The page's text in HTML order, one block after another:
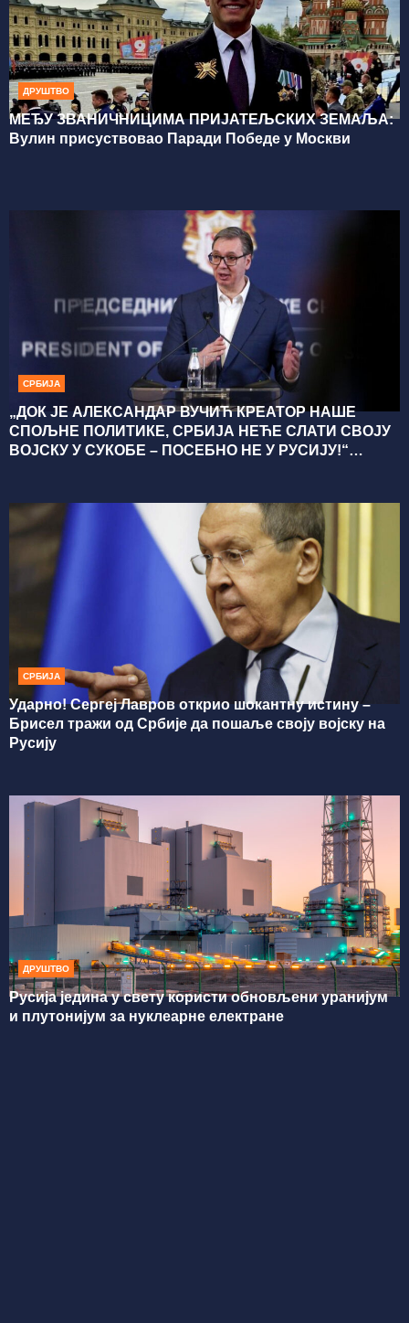
ДРУШТВО
МЕЂУ ЗВАНИЧНИЦИМА ПРИЈАТЕЉСКИХ ЗЕМАЉА:
Вулин присуствовао Паради Победе у Москви
СРБИЈА
„ДОК ЈЕ АЛЕКСАНДАР ВУЧИЋ КРЕАТОР НАШЕ
СПОЉНЕ ПОЛИТИКЕ, СРБИЈА НЕЋЕ СЛАТИ СВОЈУ
ВОЈСКУ У СУКОБЕ – ПОСЕБНО НЕ У РУСИЈУ!“
СРБИЈА
Ударно! Сергеј Лавров открио шокантну истину –
Брисел тражи од Србије да пошаље своју војску на
Русију
ДРУШТВО
Русија једина у свету користи обновљени уранијум
и плутонијум за нуклеарне електране